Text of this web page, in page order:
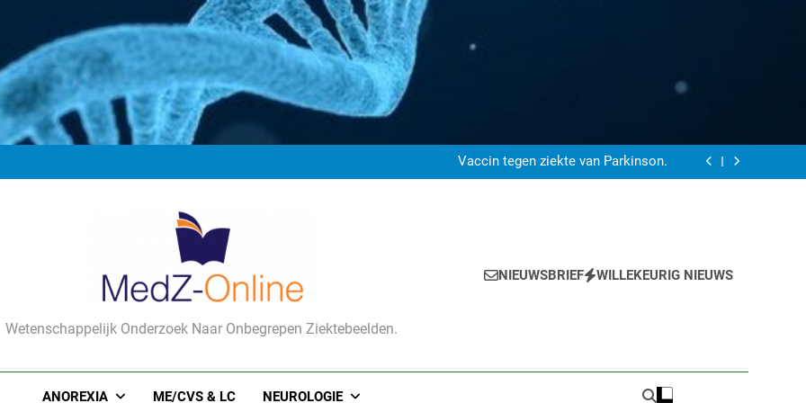
Oefeningen her-programmeren de hersenen.
Vaccin tegen ziekte van Parkinson.
Draagbare biosensor meet vruchtbaarheid
Wetenschappelijk Onderzoek Naar Onbegrepen Ziektebeelden.
NIEUWSBRIEF WILLEKEURIG NIEUWS
ANOREXIA ME/CVS & LC NEUROLOGIE